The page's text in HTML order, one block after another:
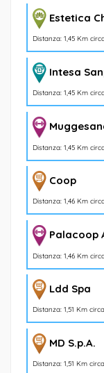
Estetica
Distanza: 1,45 Km
Intesa
Distanza: 1,45 Km
Distanza: 1,45 Km
Coop
Distanza: 1,46 Km
Palacoop
Distanza: 1,46 Km
Ldd Spa
Distanza: 1,51 Km circa
MD S.p.A.
Distanza: 1,51 Km circa